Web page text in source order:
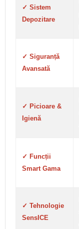
✓ Sistem
Depozitare
✓ Siguranță
Avansată
✓ Picioare &
Igienă
✓ Funcții
Smart Gama
✓ Tehnologie
SensICE